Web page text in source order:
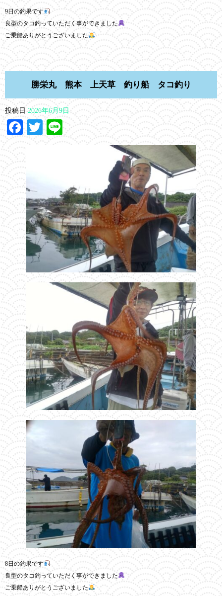
9日の釣果です
良型のタコ釣っていただく事ができました
ご乗船ありがとうございました
勝栄丸 熊本 上天草 釣り船 タコ釣り
投稿日 2026年6月9日
Facebook
Twitter
Line
8日の釣果です
良型のタコ釣っていただく事ができました
ご乗船ありがとうございました